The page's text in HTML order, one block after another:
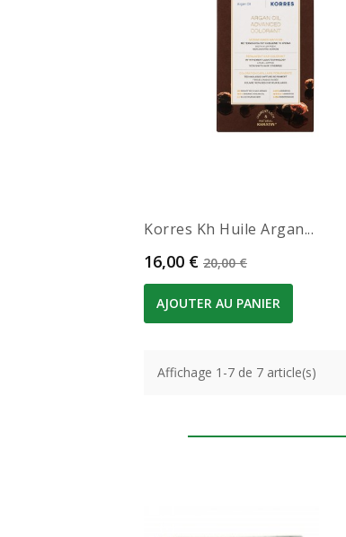
Korres Kh Huile Argan...
Prix
16,00 € Prix de base
20,00 €
AJOUTER AU PANIER
Affichage 1-7 de 7 article(s)